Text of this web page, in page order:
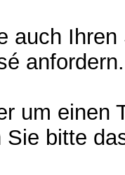
auch Ihren
um einen
bitte